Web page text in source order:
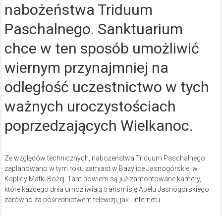
nabożeństwa Triduum
Paschalnego. Sanktuarium
chce w ten sposób umożliwić
wiernym przynajmniej na
odległość uczestnictwo w tych
ważnych uroczystościach
poprzedzających Wielkanoc.
Ze względów technicznych, nabożeństwa Triduum Paschalnego
zaplanowano w tym roku zamiast w Bazylice Jasnogórskiej w
Kaplicy Matki Bożej. Tam bowiem są już zamontowane kamery,
które każdego dnia umożliwiają transmisję Apelu Jasnogórskiego
zarówno za pośrednictwem telewizji, jak i internetu.